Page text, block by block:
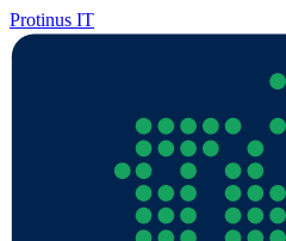
Protinus IT